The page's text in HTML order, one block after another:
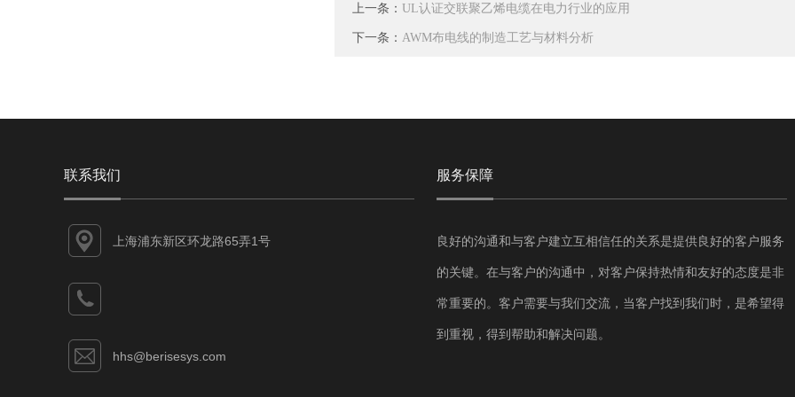
上一条： UL认证交联聚乙烯电缆在电力行业的应用
下一条： AWM布电线的制造工艺与材料分析
联系我们
上海浦东新区环龙路65弄1号
hhs@berisesys.com
服务保障
良好的沟通和与客户建立互相信任的关系是提供良好的客户服务
的关键。在与客户的沟通中，对客户保持热情和友好的态度是非
常重要的。客户需要与我们交流，当客户找到我们时，是希望得
到重视，得到帮助和解决问题。